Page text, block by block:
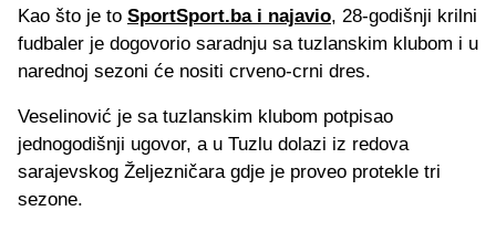
Kao što je to SportSport.ba i najavio, 28-godišnji krilni
fudbaler je dogovorio saradnju sa tuzlanskim klubom i u
narednoj sezoni će nositi crveno-crni dres.
Veselinović je sa tuzlanskim klubom potpisao
jednogodišnji ugovor, a u Tuzlu dolazi iz redova
sarajevskog Željezničara gdje je proveo protekle tri
sezone.